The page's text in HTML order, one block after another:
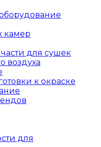
камер
для сушек
воздуха
к окраске
для